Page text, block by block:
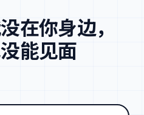
在你身边，
能见面